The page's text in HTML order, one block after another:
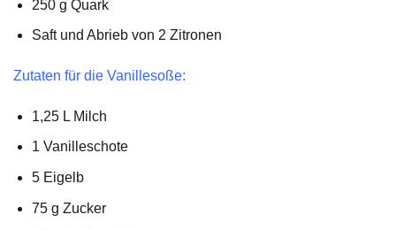
250 g Quark
Saft und Abrieb von 2 Zitronen
Zutaten für die Vanillesoße:
1,25 L Milch
1 Vanilleschote
5 Eigelb
75 g Zucker